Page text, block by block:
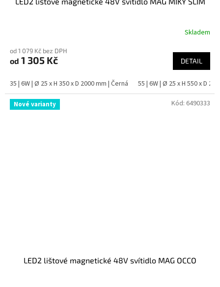
Skladem
od 1 079 Kč bez DPH
od 1 305 Kč DETAIL
35 | 6W | Ø 25 x H 350 x D 2000 mm | Černá 55 | 6W | Ø 25 x H 550 x D
Nové varianty
LED2 lištové magnetické 48V svítidlo MAG OCCO
Kód: 6490333